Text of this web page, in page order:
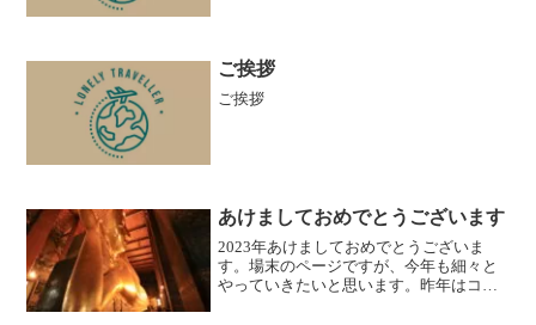
す。知りませ...
ご挨拶
ご挨拶
あけましておめでとうございます
2023年あけましておめでとうございま
す。場末のページですが、今年も細々と
やっていきたいと思います。昨年はコロ